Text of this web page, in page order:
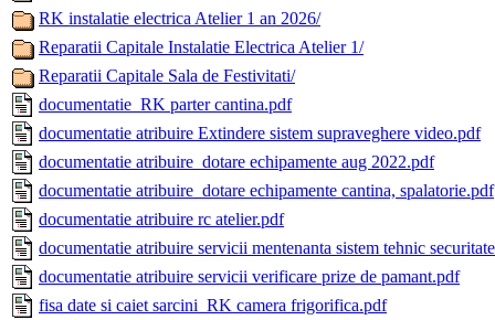
RK instalatie electrica Atelier 1 an 2026/
Reparatii Capitale Instalatie Electrica Atelier 1/
Reparatii Capitale Sala de Festivitati/
documentatie_RK parter cantina.pdf
documentatie atribuire Extindere sistem supraveghere video.pdf
documentatie atribuire_dotare echipamente aug 2022.pdf
documentatie atribuire_dotare echipamente cantina, spalatorie.pdf
documentatie atribuire rc atelier.pdf
documentatie atribuire servicii mentenanta sistem tehnic
documentatie atribuire servicii verificare prize de pamant.pdf
fisa date si caiet sarcini_RK camera frigorifica.pdf